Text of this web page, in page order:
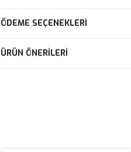
ÖDEME SEÇENEKLERI
ÜRÜN ÖNERILERI